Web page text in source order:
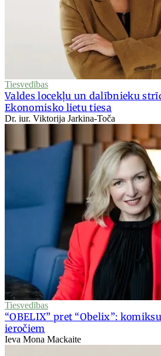
Tiesvedības
Valdes locekļu un dalībnieku
Ekonomisko lietu tiesa
Dr. iur. Viktorija Jarkina-Toča
Tiesvedības
“OBELIX” pret “Obelix”:
ieročiem
Ieva Mona Mackaite